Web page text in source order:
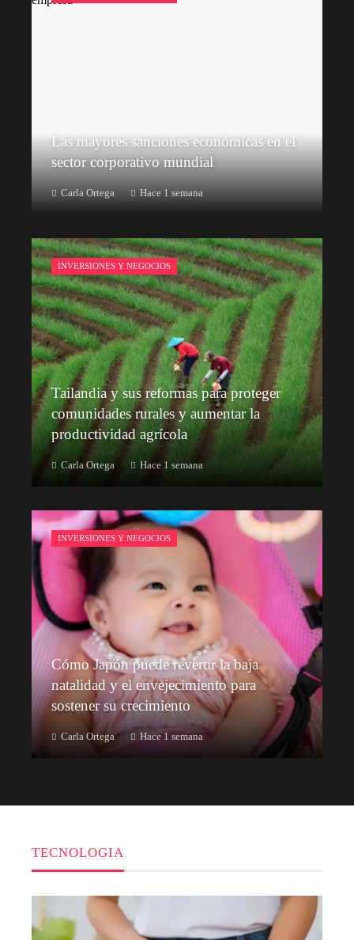
Las mayores sanciones económicas en el
sector corporativo mundial
Carla Ortega Hace 1 semana
INVERSIONES Y NEGOCIOS
Tailandia y sus reformas para proteger
comunidades rurales y aumentar la
productividad agrícola
Carla Ortega Hace 1 semana
INVERSIONES Y NEGOCIOS
Cómo Japón puede revertir la baja
natalidad y el envejecimiento para
sostener su crecimiento
Carla Ortega Hace 1 semana
TECNOLOGIA